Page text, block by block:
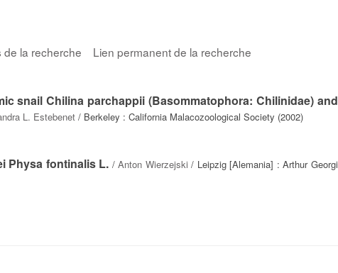
de la recherche Lien permanent de la recherche
snail Chilina parchappii (Basommatophora: Chilinidae) and
L. Estebenet / Berkeley : California Malacozoological Society (2002)
Physa fontinalis L. /Anton Wierzejski / Leipzig [Alemania] : Arthur Georgi